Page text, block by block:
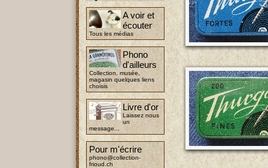
A voir et
écouter
Tous les médias
Phono
d'ailleurs
Collection, musée,
magasin quelques liens
choisis
Livre d'or
Laissez nous
un
message...
Pour m'écrire
phono@collection-
frioud.ch